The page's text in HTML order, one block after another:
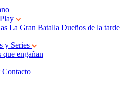
La Gran Batalla Dueños de la tarde
y Series
que engañan
Contacto